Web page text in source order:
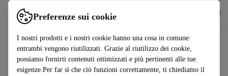
Preferenze sui cookie
I nostri prodotti e i nostri cookie hanno una cosa in comune:
entrambi vengono riutilizzati. Grazie al riutilizzo dei cookie,
possiamo fornirti contenuti ottimizzati e più pertinenti alle tue
esigenze.Per far sì che ciò funzioni correttamente, ti chiediamo il
Usa refurbed in modo rapido e semplice